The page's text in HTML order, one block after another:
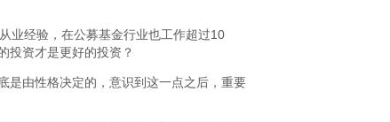
业经验，在公募基金行业也工作超过10
投资才是更好的投资？
由性格决定的，意识到这一点之后，重要